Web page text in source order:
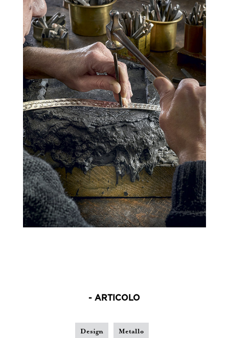
- ARTICOLO
Design Metallo